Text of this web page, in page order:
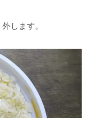
します。